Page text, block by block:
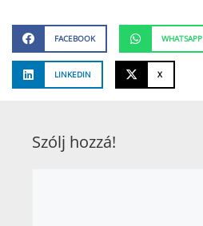
FACEBOOK WHATSAPP
LINKEDIN X
Szólj hozzá!